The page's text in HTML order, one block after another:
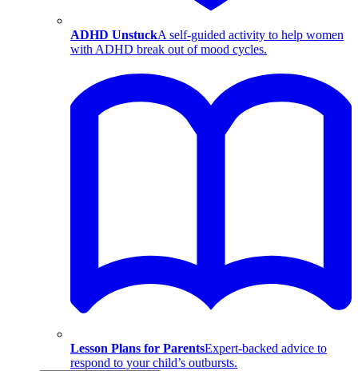
ADHD UnstuckA self-guided activity to help women
with ADHD break out of mood cycles.
Lesson Plans for ParentsExpert-backed advice to
respond to your child’s outbursts.